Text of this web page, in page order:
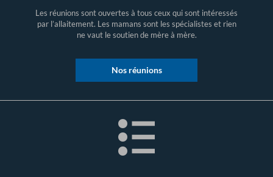
Les réunions sont ouvertes à tous ceux qui sont intéressés
par l’allaitement. Les mamans sont les spécialistes et rien
ne vaut le soutien de mère à mère.
Nos réunions